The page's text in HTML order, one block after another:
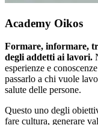
Academy Oikos
Formare, informare,
degli addetti ai lavori.
esperienze e
passarlo a chi vuole
salute delle persone.
Questo uno degli
fare cultura, generare